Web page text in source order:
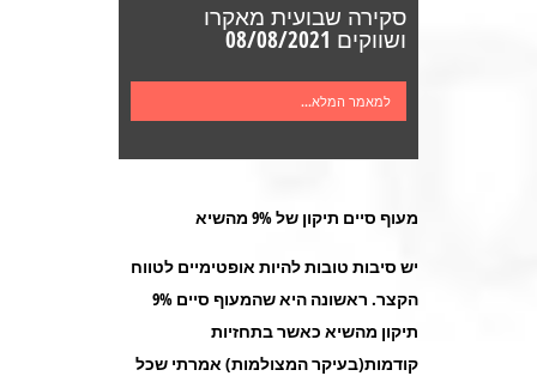
סקירה שבועית מאקרו
ושווקים 08/08/2021
למאמר המלא...
מעוף סיים תיקון של 9% מהשיא
יש סיבות טובות להיות אופטימיים לטווח
הקצר. ראשונה היא שהמעוף סיים 9%
תיקון מהשיא כאשר בתחזיות
קודמות(בעיקר המצולמות) אמרתי שכל